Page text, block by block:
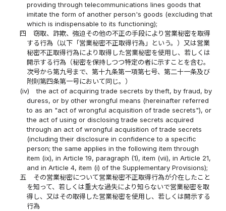
providing through telecommunications lines goods that
imitate the form of another person's goods (excluding that
which is indispensable to its functioning);
四
窃取、詐欺、強迫その他の不正の手段により営業秘密を取得
する行為（以下「営業秘密不正取得行為」という。）又は営業
秘密不正取得行為により取得した営業秘密を使用し、若しくは
開示する行為（秘密を保持しつつ特定の者に示すことを含む。
次号から第九号まで、第十九条第一項第七号、第二十一条及び
附則第四条第一号において同じ。）
(iv)
the act of acquiring trade secrets by theft, by fraud, by
duress, or by other wrongful means (hereinafter referred
to as an "act of wrongful acquisition of trade secrets"), or
the act of using or disclosing trade secrets acquired
through an act of wrongful acquisition of trade secrets
(including their disclosure in confidence to a specific
person; the same applies in the following item through
item (ix), in Article 19, paragraph (1), item (vii), in Article 21,
and in Article 4, item (i) of the Supplementary Provisions);
五
その営業秘密について営業秘密不正取得行為が介在したこと
を知って、若しくは重大な過失により知らないで営業秘密を取
得し、又はその取得した営業秘密を使用し、若しくは開示する
行為